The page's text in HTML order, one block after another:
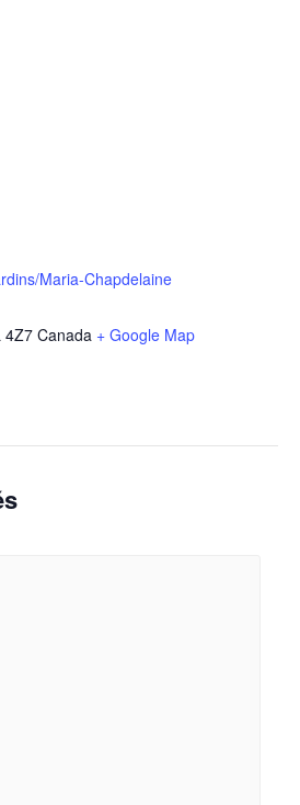
Maria-Chapdelaine
4Z7Canada + Google Map